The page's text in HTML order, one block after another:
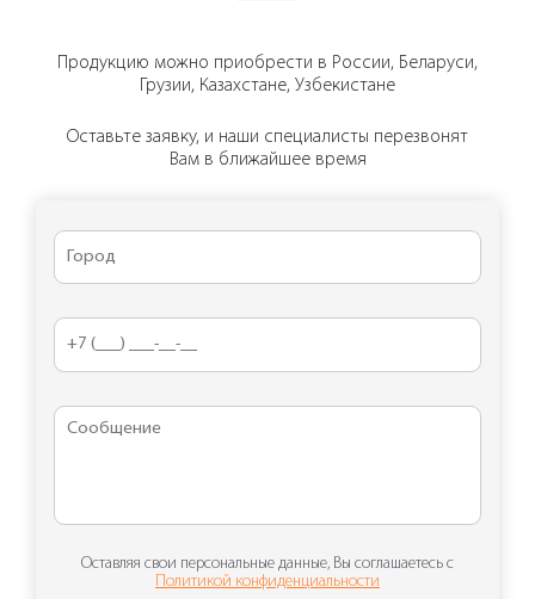
Продукцию можно приобрести в России, Беларуси,
Грузии, Казахстане, Узбекистане
Оставьте заявку, и наши специалисты перезвонят
Вам в ближайшее время
Оставляя свои персональные данные, Вы соглашаетесь с
Политикой конфиденциальности